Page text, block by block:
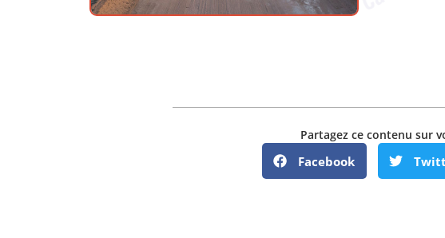
Partagez ce contenu sur
Facebook